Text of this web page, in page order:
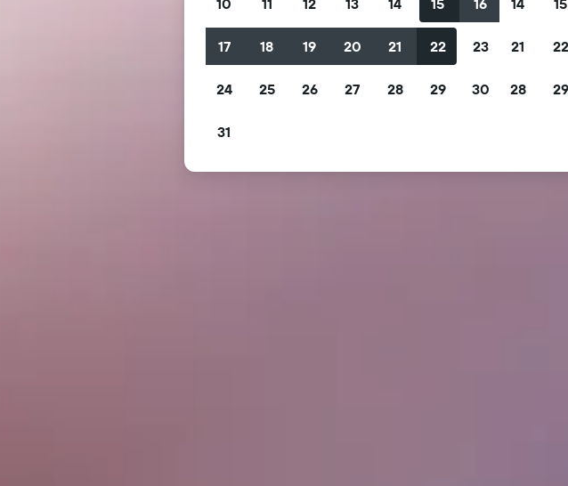
10 11 12 13 14 15 16
17 18 19 20 21 22 23
24 25 26 27 28 29 30
31
14 15
21 22
28 29